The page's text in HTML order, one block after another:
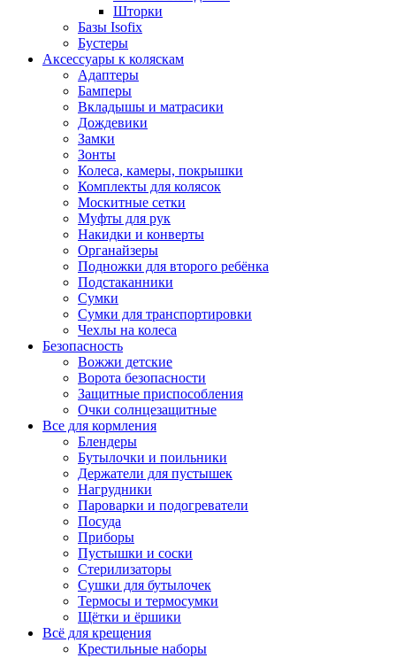
Шторки
Базы Isofix
Бустеры
Аксессуары к коляскам
Адаптеры
Бамперы
Вкладышы и матрасики
Дождевики
Замки
Зонты
Колеса, камеры, покрышки
Комплекты для колясок
Москитные сетки
Муфты для рук
Накидки и конверты
Органайзеры
Подножки для второго ребёнка
Подстаканники
Сумки
Сумки для транспортировки
Чехлы на колеса
Безопасность
Вожжи детские
Ворота безопасности
Защитные приспособления
Очки солнцезащитные
Все для кормления
Блендеры
Бутылочки и поильники
Держатели для пустышек
Нагрудники
Пароварки и подогреватели
Посуда
Приборы
Пустышки и соски
Стерилизаторы
Сушки для бутылочек
Термосы и термосумки
Щётки и ёршики
Всё для крещения
Крестильные наборы